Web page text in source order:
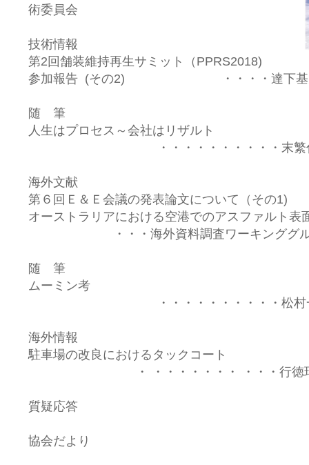
術委員会
技術情報
第2回舗装維持再生サミット（PPRS2018)
参加報告 (その2) ・・・・達下基
随 筆
人生はプロセス～会社はリザルト
・・・・・・・・・・末繁
海外文献
第６回Ｅ＆Ｅ会議の発表論文について（その1)
オーストラリアにおける空港でのアスファルト表
・・・海外資料調査ワーキンググル
随 筆
ムーミン考
・・・・・・・・・・松村
海外情報
駐車場の改良におけるタックコート
・ ・・・・・・・ ・・・行徳
質疑応答
協会だより